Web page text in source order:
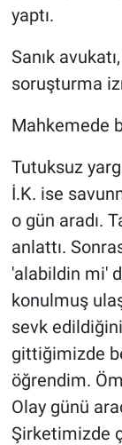
yaptı.
Sanık
soruşturma
Mahkemede
Tutuksuz
İ.K. ise
o gün aradı.
anlattı.
'alabildin mi'
konulmuş
sevk
gittiğimizde
öğrendim.
Olay günü
Şirketimizde